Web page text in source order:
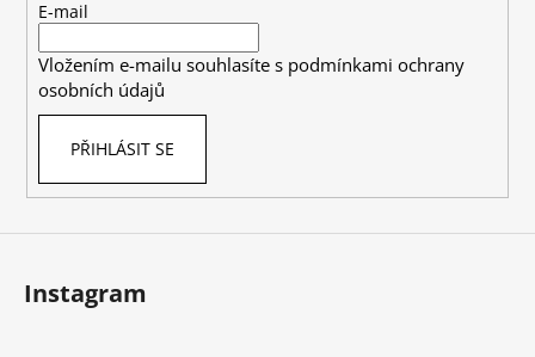
E-mail
Vložením e-mailu souhlasíte s podmínkami ochrany
osobních údajů
PŘIHLÁSIT SE
Instagram